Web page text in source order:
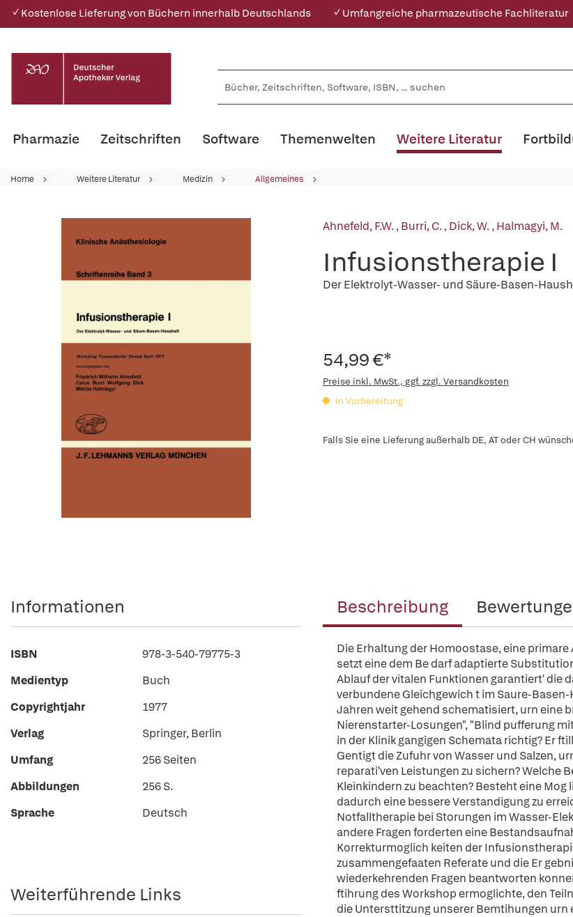
✓ Kostenlose Lieferung von Büchern innerhalb Deutschlands ✓ Umfangreiche pharmazeutische Fachliteratur
Pharmazie Zeitschriften Software Themenwelten Weitere Literatur
Home Weitere Literatur Medizin Allgemeines
Ahnefeld, F.W.,Burri, C.,Dick, W.,Halmagyi, M.
Infusionstherapie I
Der Elektrolyt-Wasser- und Säure-Basen-
54,99 €*
Preise inkl. MwSt., ggf. zzgl. Versandkosten
in Vorbereitung
Falls Sie eine Lieferung außerhalb DE, AT oder CH
Beschreibung
Die Erhaltung der Homoostase, eine
setzt eine dem Be darf adaptierte
Ablauf der vitalen Funktionen garantiert' die
verbundene Gleichgewich t im Saure-
Jahren weit gehend schematisiert, urn eine
Nierenstarter-Losungen", "Blind pufferung
in der Klinik gangigen Schemata richtig? Er
Gentigt die Zufuhr von Wasser und Salzen,
reparati'ven Leistungen zu sichern? Welche
Kleinkindern zu beachten? Besteht eine
dadurch eine bessere Verstandigung zu
Notfalltherapie bei Storungen im Wasser-
andere Fragen forderten eine
Korrekturmoglich keiten der
zusammengefaaten Referate und die Er
wiederkehrenden Fragen beantworten
ftihrung des Workshop ermoglichte, den
die Untersttitzung unserer Bemtihungen urn
Informationen
ISBN
978-3-540-79775-3
Medientyp
Buch
Copyrightjahr
1977
Verlag
Springer, Berlin
Umfang
256 Seiten
Abbildungen
256 S.
Sprache
Deutsch
Weiterführende Links